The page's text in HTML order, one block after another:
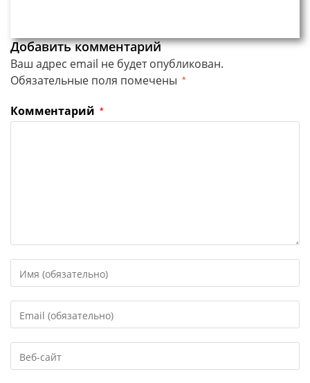
Добавить комментарий
Ваш адрес email не будет опубликован.
Обязательные поля помечены *
Комментарий *
свое
или
имя
чтобы
прокомментировать
свой
адрес,
чтобы
URL